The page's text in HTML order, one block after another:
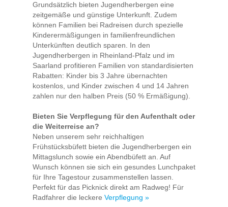
Grundsätzlich bieten Jugendherbergen eine
zeitgemäße und günstige Unterkunft. Zudem
können Familien bei Radreisen durch spezielle
Kinderermäßigungen in familienfreundlichen
Unterkünften deutlich sparen. In den
Jugendherbergen in Rheinland-Pfalz und im
Saarland profitieren Familien von standardisierten
Rabatten: Kinder bis 3 Jahre übernachten
kostenlos, und Kinder zwischen 4 und 14 Jahren
zahlen nur den halben Preis (50 % Ermäßigung).
Bieten Sie Verpflegung für den Aufenthalt oder
die Weiterreise an?
Neben unserem sehr reichhaltigen
Frühstücksbüfett bieten die Jugendherbergen ein
Mittagslunch sowie ein Abendbüfett an. Auf
Wunsch können sie sich ein gesundes Lunchpaket
für Ihre Tagestour zusammenstellen lassen.
Perfekt für das Picknick direkt am Radweg! Für
Radfahrer die leckere Verpflegung »